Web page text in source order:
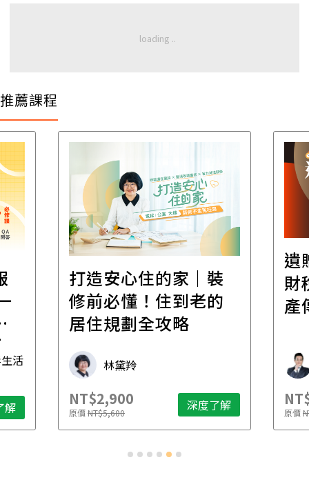
推薦課程
活
解
打造安心住的家｜裝
修前必懂！住到老的
居住規劃全攻略
林黛羚
NT$2,900
原價NT$5,600 深度了解
遺
財
產
原價